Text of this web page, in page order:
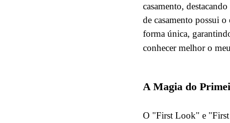
casamento,
de casamento possui o
forma única,
conhecer melhor o
A Magia do
O "First Look" e "First